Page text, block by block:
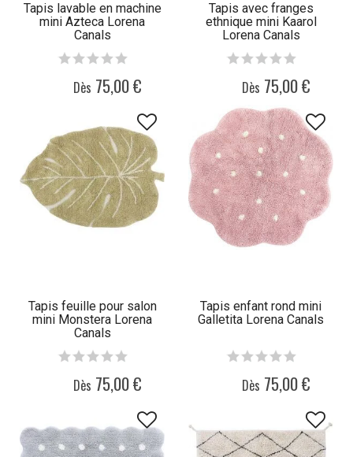
Tapis lavable en machine
mini Azteca Lorena
Canals
Dès 75,00 €
Tapis avec franges
ethnique mini Kaarol
Lorena Canals
Dès 75,00 €
Tapis feuille pour salon
mini Monstera Lorena
Canals
Dès 75,00 €
Tapis enfant rond mini
Galletita Lorena Canals
Dès 75,00 €